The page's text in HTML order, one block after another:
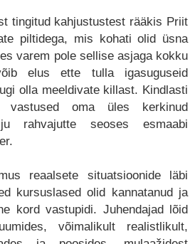
tingitud kahjustustest rääkis Priit
piltidega, mis kohati olid üsna
varem pole sellise asjaga kokku
elus ette tulla igasuguseid
olla meeldivate killast. Kindlasti
oma üles kerkinud
rahvajutte seoses esmaabi
reaalsete situatsioonide läbi
kursuslased olid kannatanud ja
kord vastupidi. Juhendajad lõid
võimalikult realistlikult,